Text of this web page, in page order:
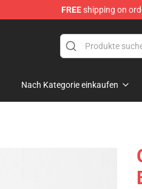
FREEshipping on
Nach Kategorie einkaufen